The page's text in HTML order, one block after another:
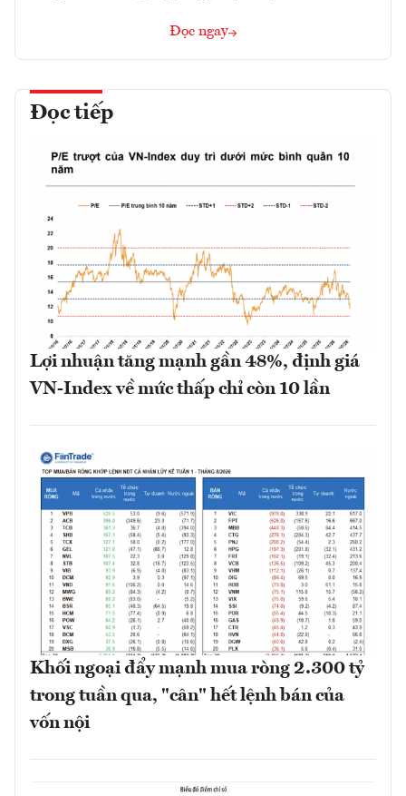
Đọc ngay
Đọc tiếp
Lợi nhuận tăng mạnh gần 48%, định giá
VN-Index về mức thấp chỉ còn 10 lần
Khối ngoại đẩy mạnh mua ròng 2.300 tỷ
trong tuần qua, "cân" hết lệnh bán của
vốn nội